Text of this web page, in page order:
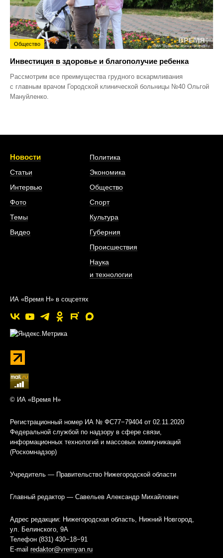
Общество
Инвестиция в здоровье и благополучие ребенка
Рассмотрим все преимущества грудного вскармливания
с главным врачом Городской клинической больницы №40 Ольгой
Мануйленко.
Новости
Статьи
Интервью
Фото
Темы
Видео
Политика
Экономика
Общество
Спорт
Культура
Губерния
Происшествия
Наука
и технологии
ИА «Время Н» в соцсетях
© ИА «Время Н»
Регистрационный номер ИА № ФС77−79404 от 02.11.2020
Федеральной службой по надзору в сфере связи,
информационных технологий и массовых коммуникаций
(Роскомнадзор)
Учредитель — Правительство Нижегородской области
Главный редактор — Савельев Александр Михайлович
Адрес редакции: Нижегородская область, Нижний Новгород,
ул. Белинского, 9А
Телефон (831) 430−18−91
E-mail redaktor@vremyan.ru